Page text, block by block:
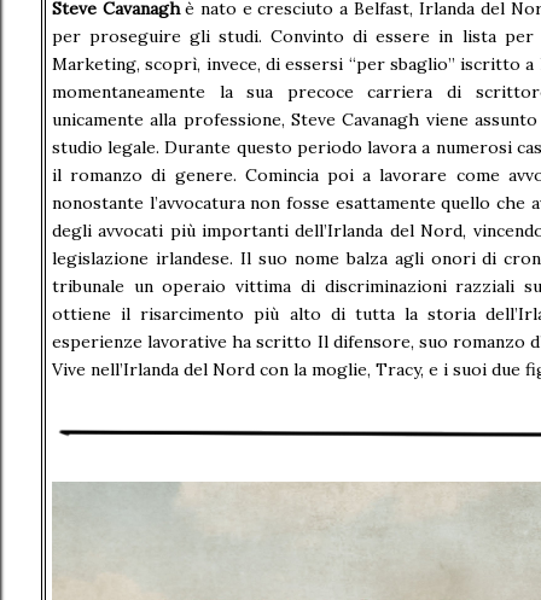
Steve Cavanaghè nato e cresciuto a Belfast, Irlanda del
per proseguire gli studi. Convinto di essere in lista per
Marketing, scoprì, invece, di essersi “per sbaglio” iscritto a
momentaneamente la sua precoce carriera di
unicamente alla professione, Steve Cavanagh viene
studio legale. Durante questo periodo lavora a numerosi
il romanzo di genere. Comincia poi a lavorare come
nonostante l’avvocatura non fosse esattamente quello che
degli avvocati più importanti dell’Irlanda del Nord,
legislazione irlandese. Il suo nome balza agli onori di
tribunale un operaio vittima di discriminazioni razziali
ottiene il risarcimento più alto di tutta la storia
esperienze lavorative ha scritto Il difensore, suo romanzo
Vive nell’Irlanda del Nord con la moglie, Tracy, e i suoi due